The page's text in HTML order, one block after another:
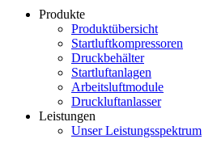
Produkte
Produktübersicht
Startluftkompressoren
Druckbehälter
Startluftanlagen
Arbeitsluftmodule
Druckluftanlasser
Leistungen
Unser Leistungsspektrum